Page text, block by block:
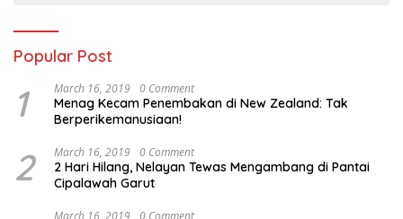
Popular Post
1 March 16, 2019 0 Comment
Menag Kecam Penembakan di New Zealand: Tak
Berperikemanusiaan!
2 March 16, 2019 0 Comment
2 Hari Hilang, Nelayan Tewas Mengambang di Pantai
Cipalawah Garut
March 16, 2019 0 Comment